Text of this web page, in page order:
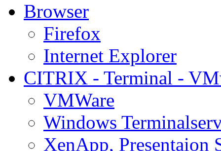
Browser
Firefox
Internet Explorer
CITRIX - Terminal -
VMWare
Windows
XenApp, Presentaion